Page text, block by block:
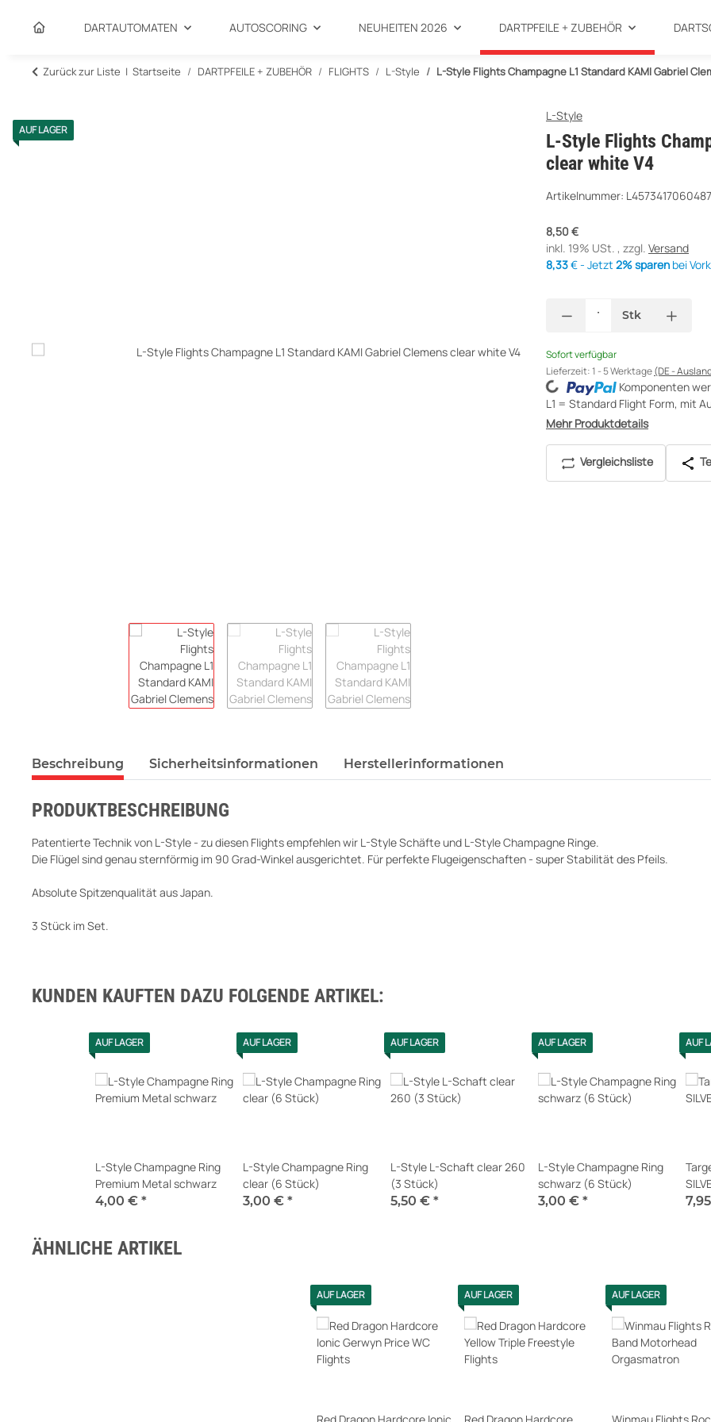
DARTAUTOMATEN AUTOSCORING NEUHEITEN 2026 DARTPFEILE + ZUBEHÖR
Zurück zur Liste Startseite DARTPFEILE + ZUBEHÖR FLIGHTS L-Style L-Style Flights Champagne L1 Standard KAMI Gabriel
AUF LAGER
L-Style
L-Style Flights
clear white V4
Artikelnummer: L4573417060487
8,50 €
inkl. 19% USt. , zzgl. Versand
8,33€ - Jetzt 2% sparen bei
Stk
Sofort verfügbar
Lieferzeit:1 - 5 Werktage(DE -
Loading...
Komponenten
L1 = Standard Flight Form, mit
Mehr Produktdetails
Vergleichsliste
Beschreibung Sicherheitsinformationen Herstellerinformationen
PRODUKTBESCHREIBUNG
Patentierte Technik von L-Style - zu diesen Flights empfehlen wir L-Style Schäfte und L-Style Champagne Ringe.
Die Flügel sind genau sternförmig im 90 Grad-Winkel ausgerichtet. Für perfekte Flugeigenschaften - super Stabilität des Pfeils.
Absolute Spitzenqualität aus Japan.
3 Stück im Set.
KUNDEN KAUFTEN DAZU FOLGENDE ARTIKEL:
AUF LAGER
L-Style Champagne Ring
Premium Metal schwarz
4,00 € *
AUF LAGER
L-Style Champagne Ring
clear (6 Stück)
3,00 € *
AUF LAGER
L-Style L-Schaft clear 260
(3 Stück)
5,50 € *
AUF LAGER
L-Style Champagne Ring
schwarz (6 Stück)
3,00 € *
AUF
ÄHNLICHE ARTIKEL
AUF LAGER AUF LAGER AUF LAGER